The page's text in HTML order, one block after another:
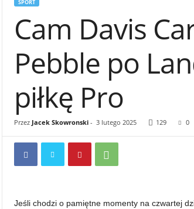
SPORT
Cam Davis
Pebble po
piłkę Pro
Przez Jacek Skowronski- 3 lutego 2025 129 0
Jeśli chodzi o pamiętne momenty na czwartej